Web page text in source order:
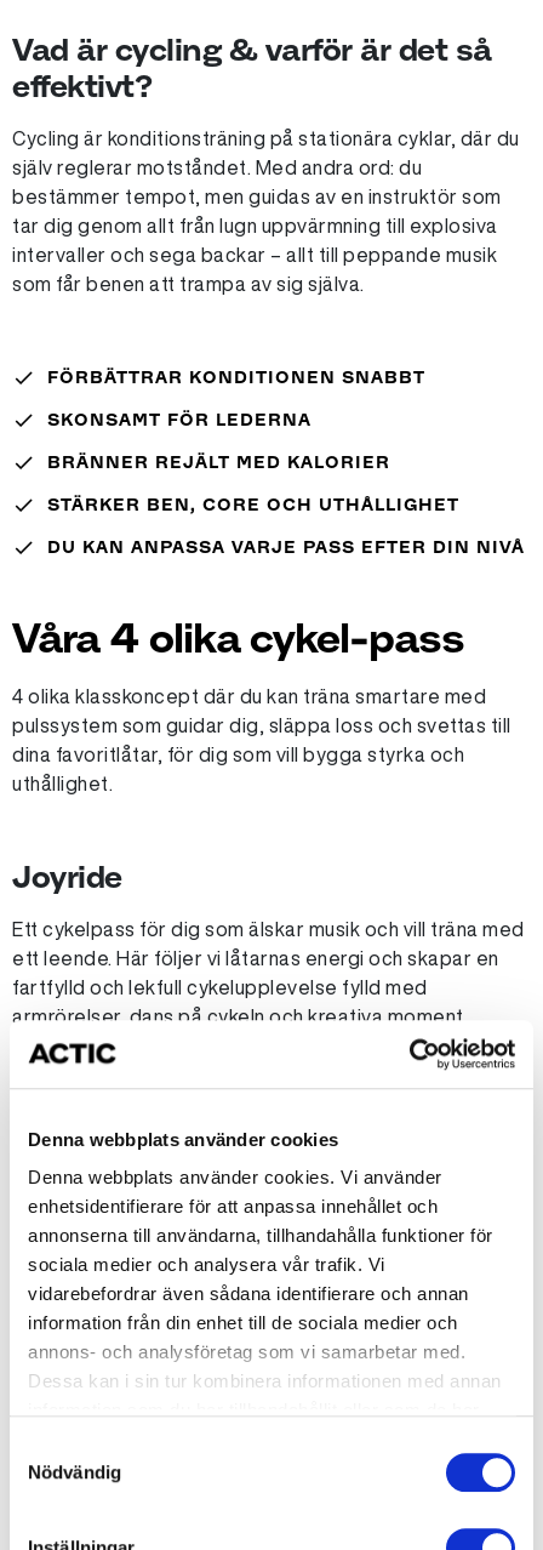
Denna webbplats använder cookies
Denna webbplats använder cookies. Vi använder
enhetsidentifierare för att anpassa innehållet och
annonserna till användarna, tillhandahålla funktioner för
sociala medier och analysera vår trafik. Vi
vidarebefordrar även sådana identifierare och annan
information från din enhet till de sociala medier och
annons- och analysföretag som vi samarbetar med.
Dessa kan i sin tur kombinera informationen med annan
Nödvändig
Vad är cycling & varför är det så
effektivt?
Cycling är konditionsträning på stationära cyklar, där du
själv reglerar motståndet. Med andra ord: du
bestämmer tempot, men guidas av en instruktör som
tar dig genom allt från lugn uppvärmning till explosiva
intervaller och sega backar – allt till peppande musik
som får benen att trampa av sig själva.
done FÖRBÄTTRAR KONDITIONEN SNABBT
done SKONSAMT FÖR LEDERNA
done BRÄNNER REJÄLT MED KALORIER
done STÄRKER BEN, CORE OCH UTHÅLLIGHET
done DU KAN ANPASSA VARJE PASS EFTER DIN NIVÅ
Våra 4 olika cykel-pass
4 olika klasskoncept där du kan träna smartare med
pulssystem som guidar dig, släppa loss och svettas till
dina favoritlåtar, för dig som vill bygga styrka och
uthållighet.
Joyride
Ett cykelpass för dig som älskar musik och vill träna med
ett leende. Här följer vi låtarnas energi och skapar en
fartfylld och lekfull cykelupplevelse fylld med
armrörelser, dans på cykeln och kreativa moment.
Perfekt för dig som vill träna kondition på ett roligt och
Detta är inte en traditionell cykelklass
Heartbeat Cycling
Cykelklassen för dig som vill ha kontroll och resultat.
Med ett pulssystem som visar din hjärtrytm i realtid kan
och varierade pulszoner, vilket gör träningen effektiv,